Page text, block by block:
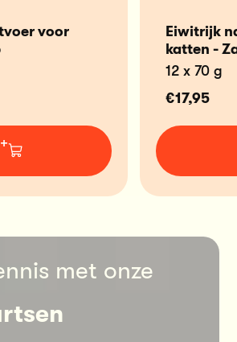
voor
+
Eiwitrijk
katten -
12 x 70 g
€17,95
met onze